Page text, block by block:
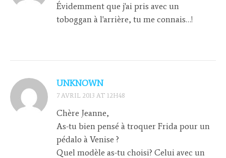
Évidemment que j'ai pris avec un
toboggan à l'arrière, tu me connais…!
UNKNOWN
7 AVRIL 2013 AT 12H48
Chère Jeanne,
As-tu bien pensé à troquer Frida pour un
pédalo à Venise ?
Quel modèle as-tu choisi? Celui avec un